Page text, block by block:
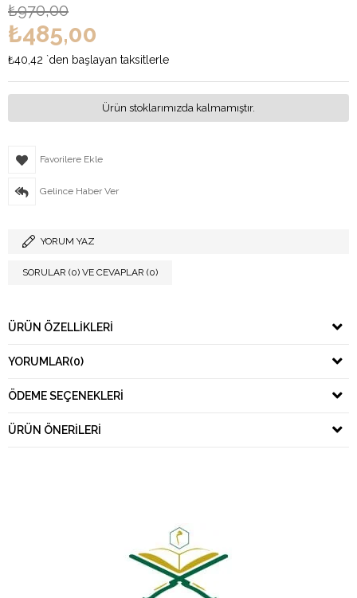
₺970,00
₺485,00
₺40,42 `den başlayan taksitlerle
Ürün stoklarımızda kalmamıştır.
Favorilere Ekle
Gelince Haber Ver
YORUM YAZ
SORULAR (0) VE CEVAPLAR (0)
ÜRÜN ÖZELLIKLERI
YORUMLAR(0)
ÖDEME SEÇENEKLERI
ÜRÜN ÖNERILERI